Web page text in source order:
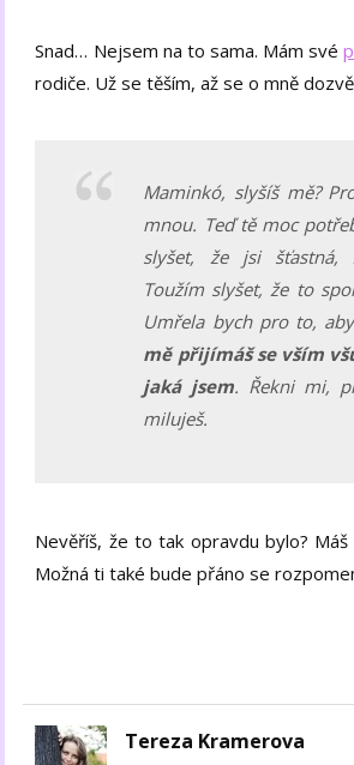
Snad… Nejsem na to sama. Mám své
rodiče. Už se těším, až se o mně
Maminkó, slyšíš mě?
mnou. Teď tě moc
slyšet, že jsi šťastná,
Toužím slyšet, že to
Umřela bych pro to,
mě přijímáš se vším
jaká jsem. Řekni mi,
miluješ.
Nevěříš, že to tak opravdu bylo?
Možná ti také bude přáno se
Tereza Kramerova